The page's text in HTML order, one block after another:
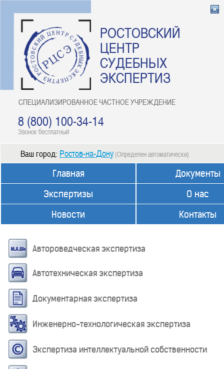
РОСТОВСКИЙ
ЦЕНТР
СУДЕБНЫХ
ЭКСПЕРТИЗ
СПЕЦИАЛИЗИРОВАННОЕ ЧАСТНОЕ УЧРЕЖДЕНИЕ
8 (800) 100-34-14
Звонок бесплатный
Ваш город: Ростов-на-Дону (Определен автоматически)
Главная
Экспертизы
Новости
Документы
О нас
Контакты
Автороведческая экспертиза
Автотехническая экспертиза
Документарная экспертиза
Инженерно-технологическая экспертиза
Экспертиза интеллектуальной собственности